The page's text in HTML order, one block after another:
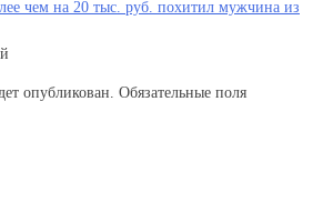
чем на 20 тыс. руб. похитил мужчина из
опубликован. Обязательные поля